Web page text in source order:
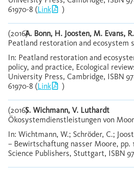
61970-8 (Link )
(2016)A. Bonn, H. Joosten, M. Evans,
Peatland restoration and ecosystem
In: Peatland restoration and
policy, and practice, Ecological
University Press, Cambridge, ISBN
61970-8 (Link )
(2016)S. Wichmann, V. Luthardt
Ökosystemdienstleistungen von
In: Wichtmann, W.; Schröder, C.;
– Bewirtschaftung nasser Moore, pp.
Science Publishers, Stuttgart, ISBN